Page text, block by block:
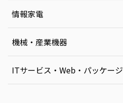
情報家電
機械・産業機器
ITサービス・Web・パッケージ